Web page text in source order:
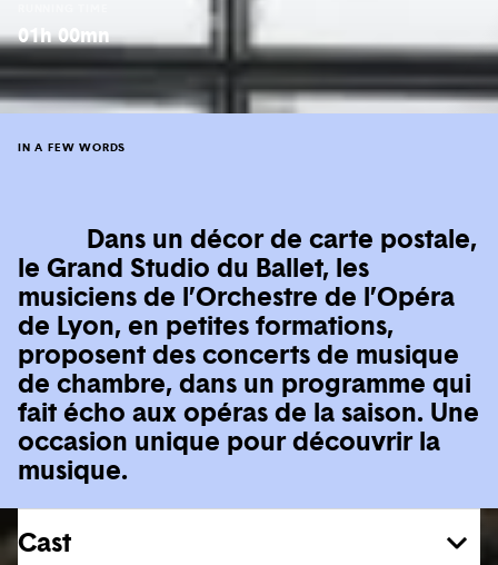
01h 00mn
IN A FEW WORDS
Dans un décor de carte postale,
le Grand Studio du Ballet, les
musiciens de l’Orchestre de l’Opéra
de Lyon, en petites formations,
proposent des concerts de musique
de chambre, dans un programme qui
fait écho aux opéras de la saison. Une
occasion unique pour découvrir la
musique.
Cast